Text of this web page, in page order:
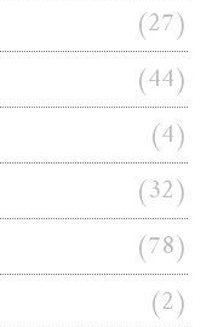
(27)
(44)
(4)
(32)
(78)
(2)